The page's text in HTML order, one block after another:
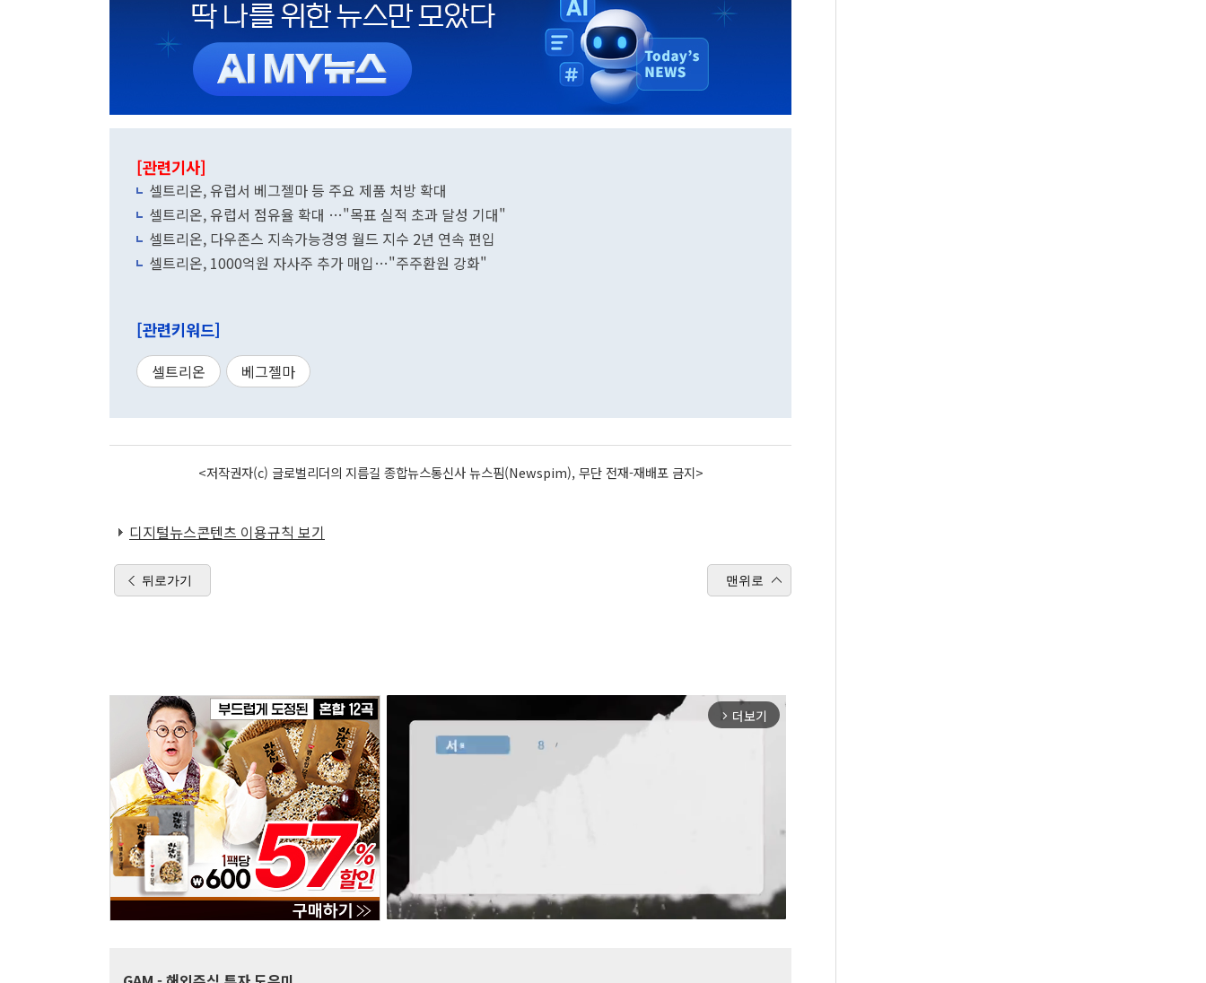
[관련기사]
셀트리온, 유럽서 베그젤마 등 주요 제품 처방 확대
셀트리온, 유럽서 점유율 확대 …"목표 실적 초과 달성 기대"
셀트리온, 다우존스 지속가능경영 월드 지수 2년 연속 편입
셀트리온, 1000억원 자사주 추가 매입…"주주환원 강화"
[관련키워드]
셀트리온 베그젤마
<저작권자(c) 글로벌리더의 지름길 종합뉴스통신사 뉴스핌(Newspim), 무단 전재-재배포 금지>
디지털뉴스콘텐츠 이용규칙 보기
뒤로가기 맨위로
arrow_forward_ios 더보기